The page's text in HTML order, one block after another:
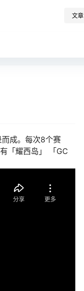
文章
成。每次8个赛
「耀西岛」 「GC